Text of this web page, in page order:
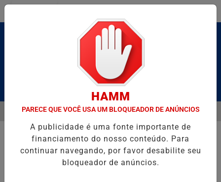
Pesquisar Notícia
HOMENAGEIA UZIEL BUENO NO TERRAÇO MINEIRO
EM ALTA
MENU
HAMM
PARECE QUE VOCÊ USA UM BLOQUEADOR DE ANÚNCIOS
A publicidade é uma fonte importante de
financiamento do nosso conteúdo. Para
continuar navegando, por favor desabilite seu
bloqueador de anúncios.